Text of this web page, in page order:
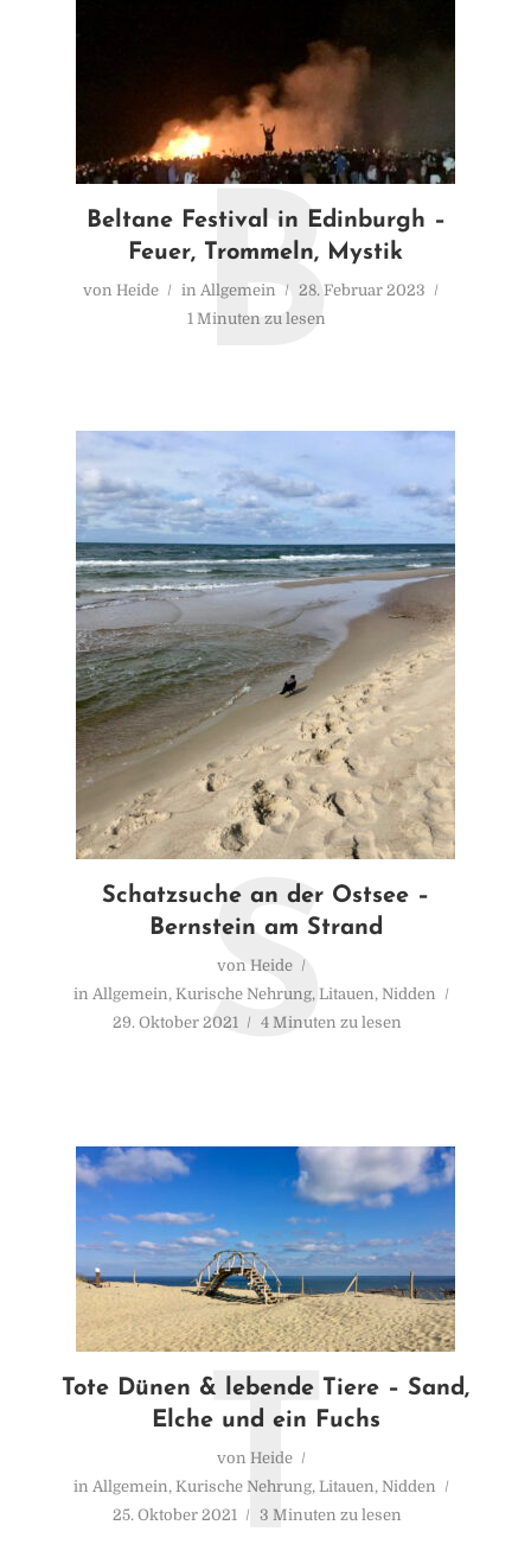
Beltane Festival in Edinburgh –
Feuer, Trommeln, Mystik
von Heide in Allgemein
28. Februar 2023
1 Minuten zu lesen
B
Schatzsuche an der Ostsee –
Bernstein am Strand
von Heide
in Allgemein, Kurische Nehrung, Litauen, Nidden
29. Oktober 2021
4 Minuten zu lesen
S
Tote Dünen & lebende Tiere – Sand,
Elche und ein Fuchs
von Heide
in Allgemein, Kurische Nehrung, Litauen, Nidden
25. Oktober 2021
3 Minuten zu lesen
T